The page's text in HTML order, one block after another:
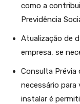
como a
Previdência
Atualização de
empresa, se
Consulta Prévia
necessário para
instalar é